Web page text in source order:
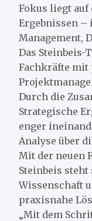
Fokus liegt
Ergebnissen –
Management,
Das
Fachkräfte mit
Durch die
Strategische
enger
Analyse über
Mit der neuen
Steinbeis
Wissenschaft
praxisnahe
„Mit dem